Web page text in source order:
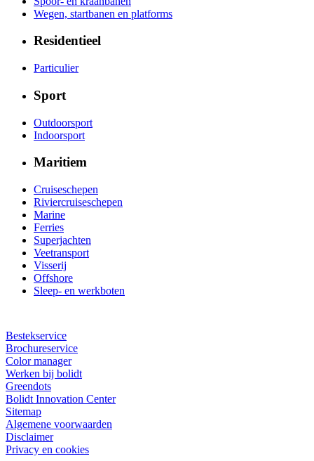
Wegen, startbanen en platforms
Residentieel
Particulier
Sport
Outdoorsport
Indoorsport
Maritiem
Cruiseschepen
Riviercruiseschepen
Marine
Ferries
Superjachten
Veetransport
Visserij
Offshore
Sleep- en werkboten
Bestekservice
Brochureservice
Color manager
Werken bij bolidt
Greendots
Bolidt Innovation Center
Sitemap
Algemene voorwaarden
Disclaimer
Privacy en cookies